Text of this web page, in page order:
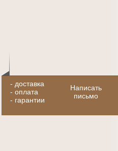
- доставка
- оплата
- гарантии
Написать
письмо